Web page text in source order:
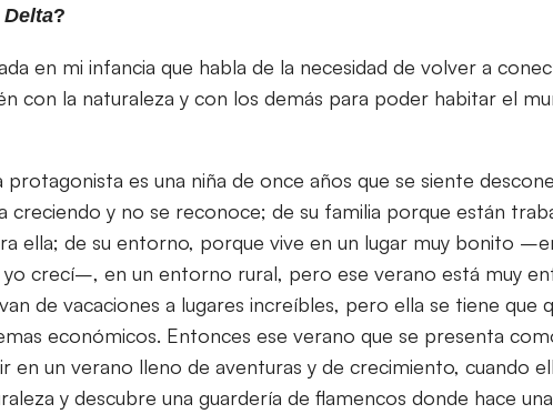
?
en mi infancia que habla de la necesidad de volver a
con la naturaleza y con los demás para poder habitar el
protagonista es una niña de once años que se siente
creciendo y no se reconoce; de su familia porque están
ella; de su entorno, porque vive en un lugar muy bonito
yo crecí–, en un entorno rural, pero ese verano está muy
de vacaciones a lugares increíbles, pero ella se tiene que
económicos. Entonces ese verano que se presenta
en un verano lleno de aventuras y de crecimiento, cuando
y descubre una guardería de flamencos donde hace